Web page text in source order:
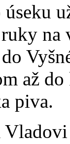
na
až do
piva.